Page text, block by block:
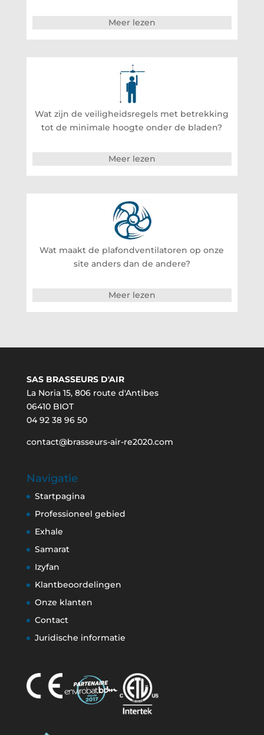
Meer lezen
Wat zijn de veiligheidsregels met betrekking
tot de minimale hoogte onder de bladen?
Meer lezen
Wat maakt de plafondventilatoren op onze
site anders dan de andere?
Meer lezen
SAS BRASSEURS D'AIR
La Noria 15, 806 route d'Antibes
06410 BIOT
04 92 38 96 50
contact@brasseurs-air-re2020.com
Navigatie
Startpagina
Professioneel gebied
Exhale
Samarat
Izyfan
Klantbeoordelingen
Onze klanten
Contact
Juridische informatie